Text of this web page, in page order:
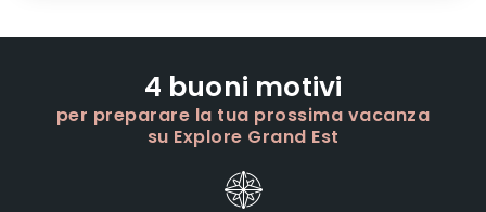
4 buoni motivi
per preparare la tua prossima vacanza
su Explore Grand Est